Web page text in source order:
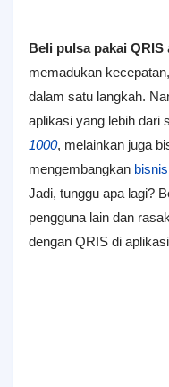
Beli pulsa pakai QRIS
memadukan
dalam satu langkah.
aplikasi yang lebih dari
1000, melainkan juga
mengembangkan
Jadi, tunggu apa lagi?
pengguna lain dan
dengan QRIS di aplikasi